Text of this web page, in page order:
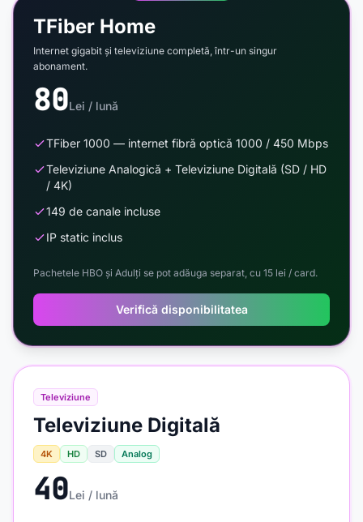
Televiziune
Televiziune Digitală
4K HD SD Analog
40Lei / lună
TFiber Home
Internet gigabit și televiziune completă, într-un singur
abonament.
80Lei / lună
TFiber 1000 — internet fibră optică 1000 / 450 Mbps
Televiziune Analogică + Televiziune Digitală (SD / HD
/ 4K)
149 de canale incluse
IP static inclus
Pachetele HBO și Adulți se pot adăuga separat, cu 15 lei / card.
Verifică disponibilitatea